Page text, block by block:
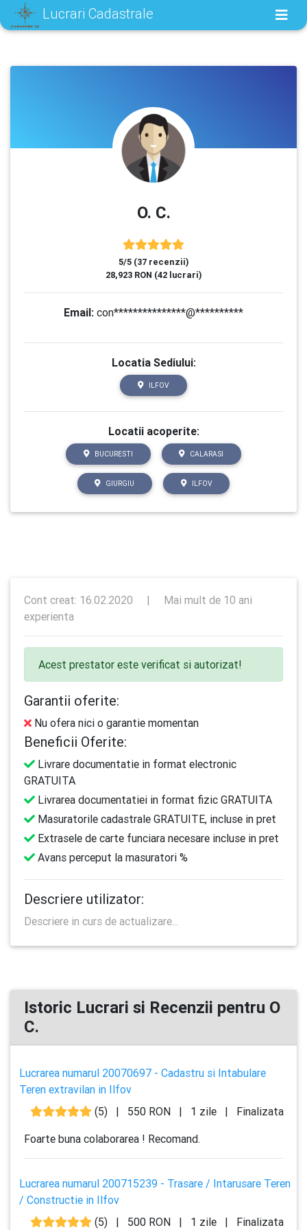
Lucrari Cadastrale
O. C.
5/5 (37 recenzii)
28,923 RON (42 lucrari)
Email: con***************@**********
Locatia Sediului:
ILFOV
Locatii acoperite:
BUCURESTI CALARASI
GIURGIU ILFOV
Cont creat: 16.02.2020 |
Mai mult de 10 ani
experienta
Acest prestator este verificat si autorizat!
Garantii oferite:
Nu ofera nici o garantie momentan
Beneficii Oferite:
Livrare documentatie in format electronic
GRATUITA
Livrarea documentatiei in format fizic GRATUITA
Masuratorile cadastrale GRATUITE, incluse in pret
Extrasele de carte funciara necesare incluse in pret
Avans perceput la masuratori %
Descriere utilizator:
Descriere in curs de actualizare...
Istoric Lucrari si Recenzii pentru O
C.
Lucrarea numarul 20070697 - Cadastru si Intabulare
Teren extravilan in Ilfov
(5)
| 550 RON | 1 zile |
Finalizata
Foarte buna colaborarea ! Recomand.
Lucrarea numarul 200715239 - Trasare / Intarusare Teren
/ Constructie in Ilfov
(5)
| 500 RON | 1 zile | Finalizata